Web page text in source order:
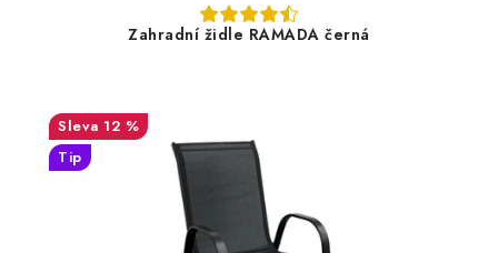
Zahradní židle RAMADA černá
12 %
Tip